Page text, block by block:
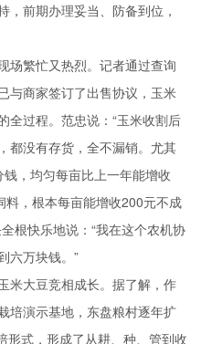
，前期办理妥当、防备到位，
繁忙又热烈。记者通过查询
与商家签订了出售协议，玉米
全过程。范忠说：“玉米收割后
都没有存货，全不漏销。尤其
，均匀每亩比上一年能增收
，根本每亩能增收200元不成
根快乐地说：“我在这个农机协
六万块钱。”
大豆竞相成长。据了解，作
培演示基地，东盘粮村逐年扩
形式，形成了从耕、种、管到收